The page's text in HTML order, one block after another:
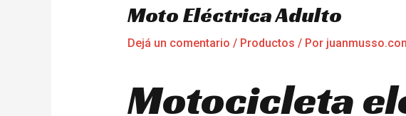
Moto Eléctrica Adulto
Dejá un comentario / Productos / Por
Motocicleta